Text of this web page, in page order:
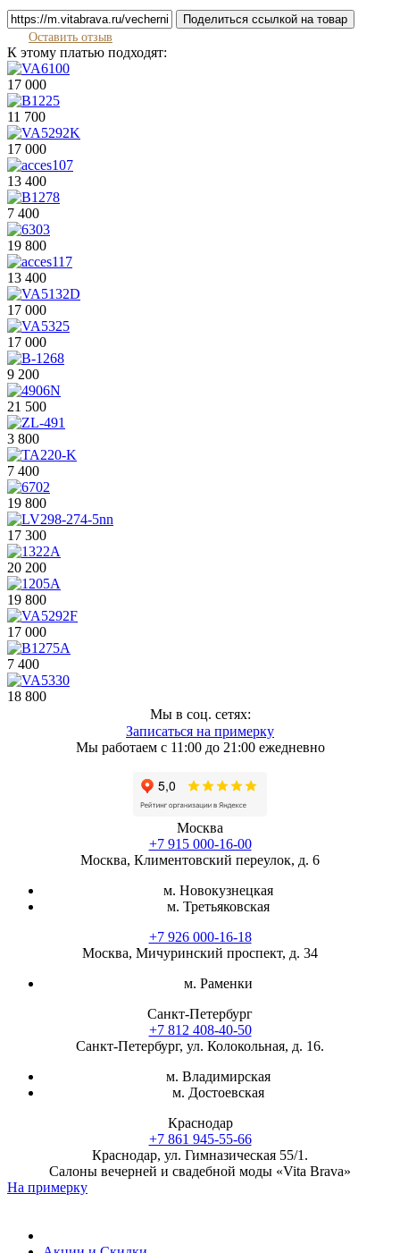
Поделиться ссылкой на товар
Оставить отзыв
К этому платью подходят:
17 000
11 700
17 000
13 400
7 400
19 800
13 400
17 000
17 000
9 200
21 500
3 800
7 400
19 800
17 300
20 200
19 800
17 000
7 400
18 800
Мы в соц. сетях:
Записаться на примерку
Мы работаем с 11:00 до 21:00 ежедневно
Москва
+7 915 000-16-00
Москва, Климентовский переулок, д. 6
м. Новокузнецкая
м. Третьяковская
+7 926 000-16-18
Москва, Мичуринский проспект, д. 34
м. Раменки
Санкт-Петербург
+7 812 408-40-50
Санкт-Петербург, ул. Колокольная, д. 16.
м. Владимирская
м. Достоевская
Краснодар
+7 861 945-55-66
Краснодар, ул. Гимназическая 55/1.
Салоны вечерней и свадебной моды «Vita Brava»
На примерку